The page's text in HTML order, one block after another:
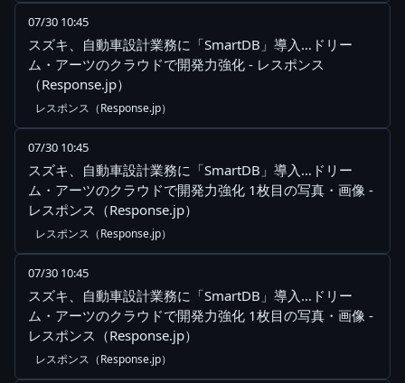
07/30 10:45
スズキ、自動車設計業務に「SmartDB」導入…ドリー
ム・アーツのクラウドで開発力強化 - レスポンス
（Response.jp）
レスポンス（Response.jp）
07/30 10:45
スズキ、自動車設計業務に「SmartDB」導入…ドリー
ム・アーツのクラウドで開発力強化 1枚目の写真・画像 -
レスポンス（Response.jp）
レスポンス（Response.jp）
07/30 10:45
スズキ、自動車設計業務に「SmartDB」導入…ドリー
ム・アーツのクラウドで開発力強化 1枚目の写真・画像 -
レスポンス（Response.jp）
レスポンス（Response.jp）